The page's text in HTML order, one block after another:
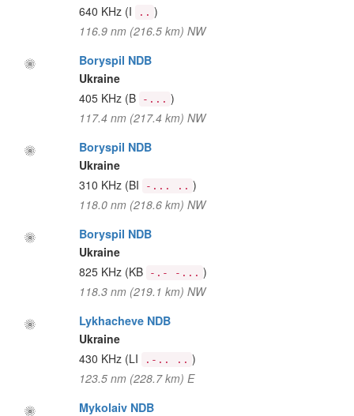
640 KHz (I .. )
116.9 nm (216.5 km) NW
Boryspil NDB
Ukraine
405 KHz (B -... )
117.4 nm (217.4 km) NW
Boryspil NDB
Ukraine
310 KHz (BI -... .. )
118.0 nm (218.6 km) NW
Boryspil NDB
Ukraine
825 KHz (KB -.- -... )
118.3 nm (219.1 km) NW
Lykhacheve NDB
Ukraine
430 KHz (LI .-.. .. )
123.5 nm (228.7 km) E
Mykolaiv NDB